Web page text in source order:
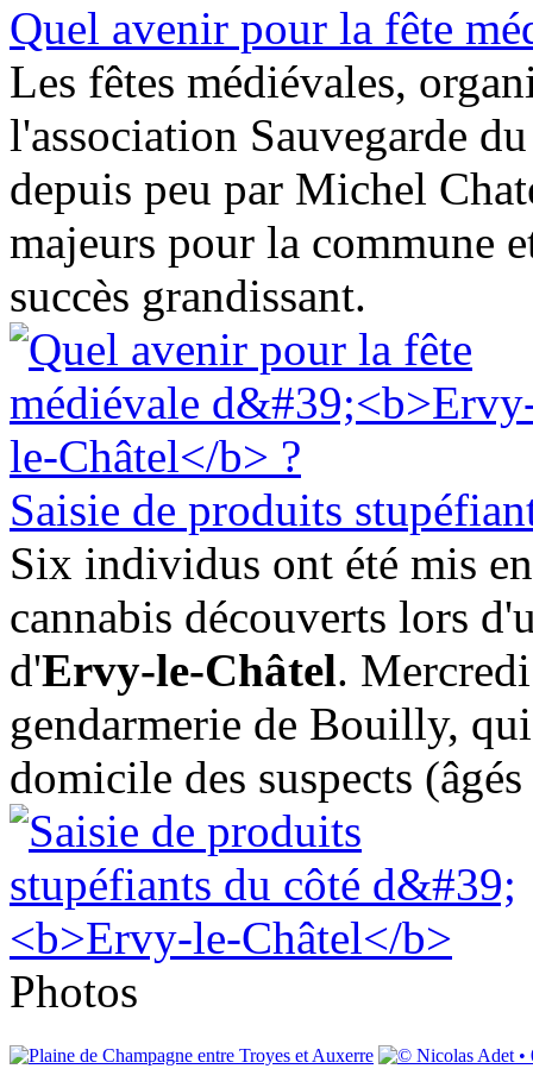
Quel avenir pour la fête
Les fêtes médiévales,
l'association Sauvegarde
depuis peu par Michel
majeurs pour la commune
succès grandissant.
Saisie de produits
Six individus ont été mis
cannabis découverts lors
d'Ervy-le-Châtel.
gendarmerie de Bouilly,
domicile des suspects (âgés
Photos